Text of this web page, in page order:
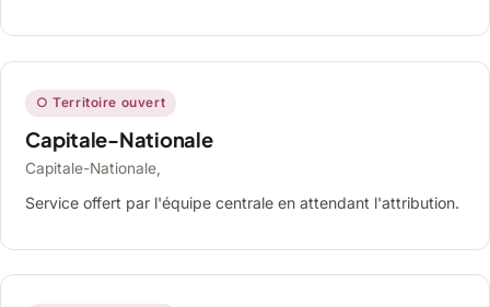
○ Territoire ouvert
Capitale-Nationale
Capitale-Nationale,
Service offert par l'équipe centrale en attendant l'attribution.